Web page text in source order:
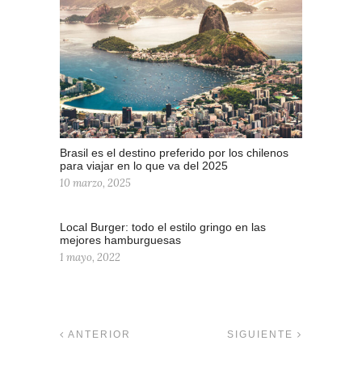
Brasil es el destino preferido por los chilenos
para viajar en lo que va del 2025
10 marzo, 2025
Local Burger: todo el estilo gringo en las
mejores hamburguesas
1 mayo, 2022
ANTERIOR SIGUIENTE